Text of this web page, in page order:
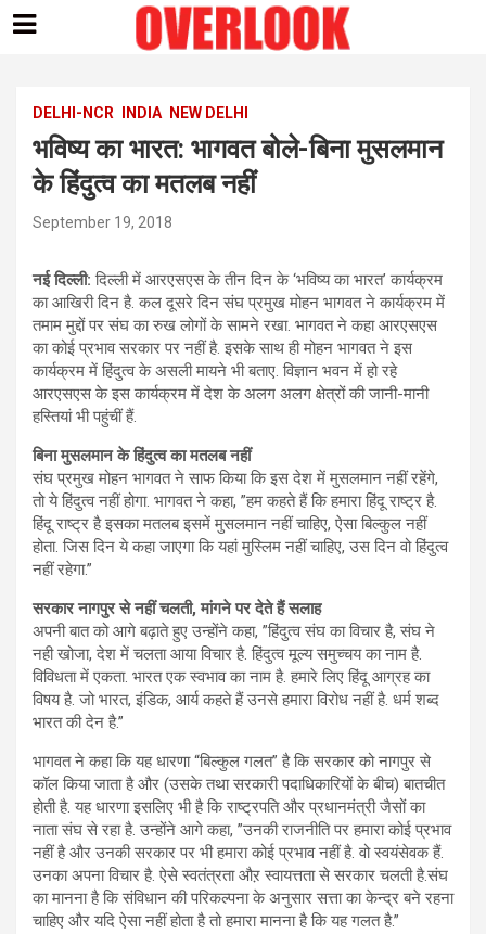
contentDELHI-NCR INDIA NEW DELHI
भविष्य का भारत: भागवत बोले-बिना मुसलमान
के हिंदुत्व का मतलब नहीं
September 19, 2018
नई दिल्ली: दिल्ली में आरएसएस के तीन दिन के ‘भविष्य का भारत’ कार्यक्रम
का आखिरी दिन है. कल दूसरे दिन संघ प्रमुख मोहन भागवत ने कार्यक्रम में
तमाम मुद्दों पर संघ का रुख लोगों के सामने रखा. भागवत ने कहा आरएसएस
का कोई प्रभाव सरकार पर नहीं है. इसके साथ ही मोहन भागवत ने इस
कार्यक्रम में हिंदुत्व के असली मायने भी बताए. विज्ञान भवन में हो रहे
आरएसएस के इस कार्यक्रम में देश के अलग अलग क्षेत्रों की जानी-मानी
हस्तियां भी पहुंचीं हैं.
बिना मुसलमान के हिंदुत्व का मतलब नहीं
संघ प्रमुख मोहन भागवत ने साफ किया कि इस देश में मुसलमान नहीं रहेंगे,
तो ये हिंदुत्व नहीं होगा. भागवत ने कहा, ”हम कहते हैं कि हमारा हिंदू राष्‍ट्र है.
हिंदू राष्‍ट्र है इसका मतलब इसमें मुसलमान नहीं चाहिए, ऐसा बिल्‍कुल नहीं
होता. जिस दिन ये कहा जाएगा कि यहां मुस्लिम नहीं चाहिए, उस दिन वो हिंदुत्‍व
नहीं रहेगा.”
सरकार नागपुर से नहीं चलती, मांगने पर देते हैं सलाह
अपनी बात को आगे बढ़ाते हुए उन्होंने कहा, ”हिंदुत्व संघ का विचार है, संघ ने
नही खोजा, देश में चलता आया विचार है. हिंदुत्व मूल्य समुच्चय का नाम है.
विविधता में एकता. भारत एक स्वभाव का नाम है. हमारे लिए हिंदू आग्रह का
विषय है. जो भारत, इंडिक, आर्य कहते हैं उनसे हमारा विरोध नहीं है. धर्म शब्द
भारत की देन है.”
भागवत ने कहा कि यह धारणा “बिल्कुल गलत” है कि सरकार को नागपुर से
कॉल किया जाता है और (उसके तथा सरकारी पदाधिकारियों के बीच) बातचीत
होती है. यह धारणा इसलिए भी है कि राष्ट्रपति और प्रधानमंत्री जैसों का
नाता संघ से रहा है. उन्होंने आगे कहा, ”उनकी राजनीति पर हमारा कोई प्रभाव
नहीं है और उनकी सरकार पर भी हमारा कोई प्रभाव नहीं है. वो स्वयंसेवक हैं.
उनका अपना विचार है. ऐसे स्वतंत्रता औऱ स्वायत्तता से सरकार चलती है.संघ
का मानना है कि संविधान की परिकल्पना के अनुसार सत्ता का केन्द्र बने रहना
चाहिए और यदि ऐसा नहीं होता है तो हमारा मानना है कि यह गलत है.”